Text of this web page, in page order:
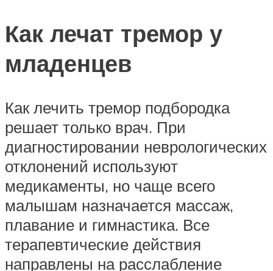
Как лечат тремор у
младенцев
Как лечить тремор подбородка
решает только врач. При
диагностировании неврологических
отклонений используют
медикаменты, но чаще всего
малышам назначается массаж,
плавание и гимнастика. Все
терапевтические действия
направлены на расслабление